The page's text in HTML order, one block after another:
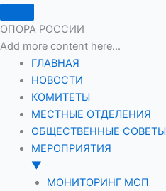
ОПОРА РОССИИ
Add more content here...
ГЛАВНАЯ
НОВОСТИ
КОМИТЕТЫ
МЕСТНЫЕ ОТДЕЛЕНИЯ
ОБЩЕСТВЕННЫЕ СОВЕТЫ
МЕРОПРИЯТИЯ
▼
МОНИТОРИНГ МСП